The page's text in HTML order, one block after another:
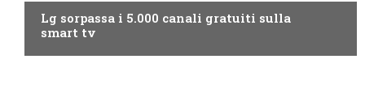
Lg sorpassa i 5.000 canali gratuiti sulla
smart tv